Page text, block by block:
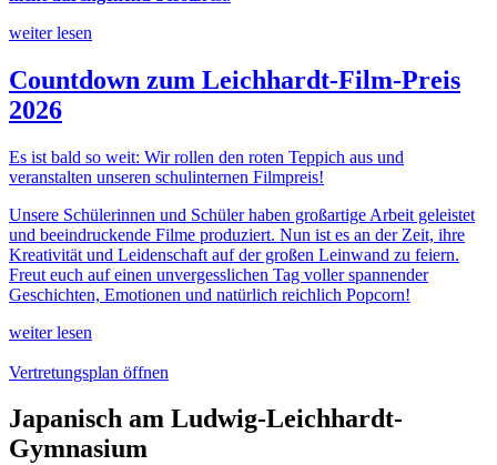
weiter lesen
Countdown zum Leichhardt-Film-Preis
2026
Es ist bald so weit: Wir rollen den roten Teppich aus und
veranstalten unseren schulinternen Filmpreis!
Unsere Schülerinnen und Schüler haben großartige Arbeit geleistet
und beeindruckende Filme produziert. Nun ist es an der Zeit, ihre
Kreativität und Leidenschaft auf der großen Leinwand zu feiern.
Freut euch auf einen unvergesslichen Tag voller spannender
Geschichten, Emotionen und natürlich reichlich Popcorn!
weiter lesen
Vertretungsplan öffnen
Japanisch am Ludwig-Leichhardt-
Gymnasium